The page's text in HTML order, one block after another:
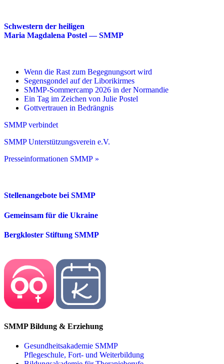
Schwestern der heiligen
Maria Magdalena Postel — SMMP
Wenn die Rast zum Begegnungsort wird
Segensgondel auf der Liborikirmes
SMMP-Sommercamp 2026 in der Normandie
Ein Tag im Zeichen von Julie Postel
Gottvertrauen in Bedrängnis
SMMP verbindet
SMMP Unterstützungsverein e.V.
Presseinformationen SMMP »
Stellenangebote bei SMMP
Gemeinsam für die Ukraine
Bergkloster Stiftung SMMP
SMMP Bildung & Erziehung
Gesundheitsakademie SMMP
Pflegeschule, Fort- und Weiterbildung